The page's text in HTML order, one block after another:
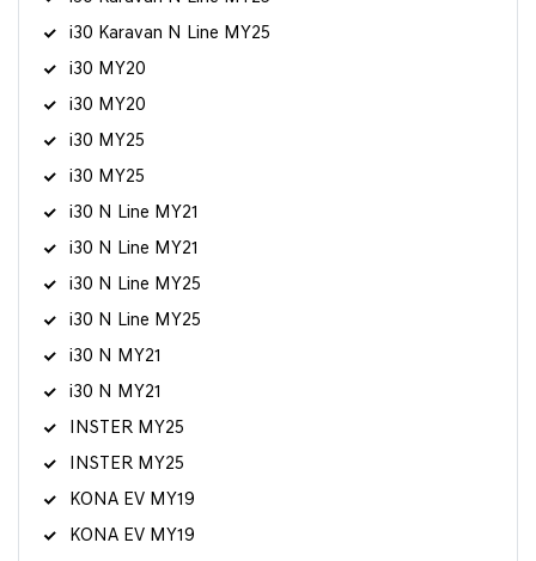
i30 Karavan N Line MY25
i30 MY20
i30 MY20
i30 MY25
i30 MY25
i30 N Line MY21
i30 N Line MY21
i30 N Line MY25
i30 N Line MY25
i30 N MY21
i30 N MY21
INSTER MY25
INSTER MY25
KONA EV MY19
KONA EV MY19